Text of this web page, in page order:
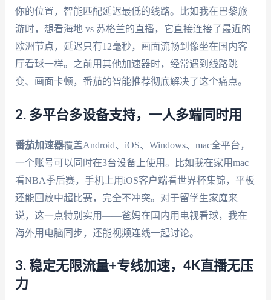
你的位置，智能匹配延迟最低的线路。比如我在巴黎旅
游时，想看海地 vs 苏格兰的直播，它直接连接了最近的
欧洲节点，延迟只有12毫秒，画面流畅到像坐在国内客
厅看球一样。之前用其他加速器时，经常遇到线路跳
变、画面卡顿，番茄的智能推荐彻底解决了这个痛点。
2. 多平台多设备支持，一人多端同时用
番茄加速器覆盖Android、iOS、Windows、mac全平台，
一个账号可以同时在3台设备上使用。比如我在家用mac
看NBA季后赛，手机上用iOS客户端看世界杯集锦，平板
还能回放中超比赛，完全不冲突。对于留学生家庭来
说，这一点特别实用——爸妈在国内用电视看球，我在
海外用电脑同步，还能视频连线一起讨论。
3. 稳定无限流量+专线加速，4K直播无压
力